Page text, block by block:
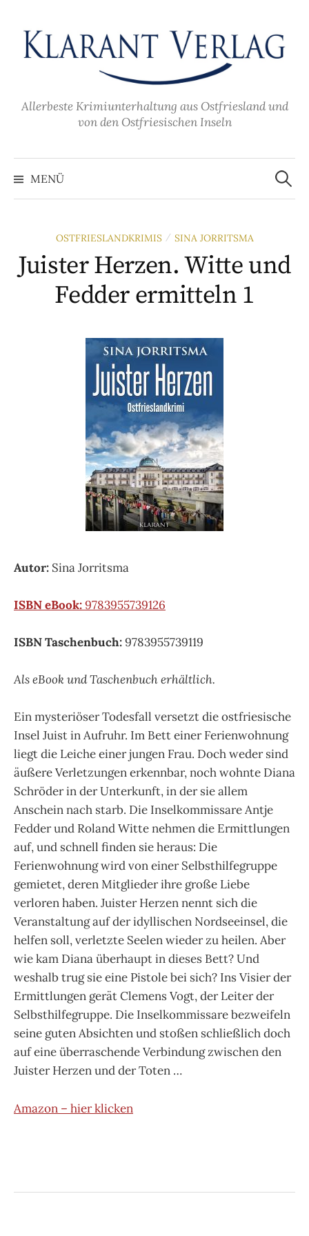
Inhalt
überspringen
Allerbeste Krimiunterhaltung aus Ostfriesland und
von den Ostfriesischen Inseln
MENÜ
Suche
nach:
OSTFRIESLANDKRIMIS / SINA JORRITSMA
Juister Herzen. Witte und
Fedder ermitteln 1
Autor: Sina Jorritsma
ISBN eBook:9783955739126
ISBN Taschenbuch:9783955739119
Als eBook und Taschenbuch erhältlich.
Ein mysteriöser Todesfall versetzt die ostfriesische
Insel Juist in Aufruhr. Im Bett einer Ferienwohnung
liegt die Leiche einer jungen Frau. Doch weder sind
äußere Verletzungen erkennbar, noch wohnte Diana
Schröder in der Unterkunft, in der sie allem
Anschein nach starb. Die Inselkommissare Antje
Fedder und Roland Witte nehmen die Ermittlungen
auf, und schnell finden sie heraus: Die
Ferienwohnung wird von einer Selbsthilfegruppe
gemietet, deren Mitglieder ihre große Liebe
verloren haben. Juister Herzen nennt sich die
Veranstaltung auf der idyllischen Nordseeinsel, die
helfen soll, verletzte Seelen wieder zu heilen. Aber
wie kam Diana überhaupt in dieses Bett? Und
weshalb trug sie eine Pistole bei sich? Ins Visier der
Ermittlungen gerät Clemens Vogt, der Leiter der
Selbsthilfegruppe. Die Inselkommissare bezweifeln
seine guten Absichten und stoßen schließlich doch
auf eine überraschende Verbindung zwischen den
Juister Herzen und der Toten …
Amazon – hier klicken